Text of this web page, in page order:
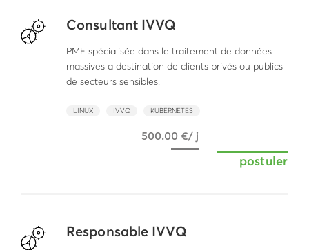
Consultant IVVQ
PME spécialisée dans le traitement de données
massives a destination de clients privés ou publics
de secteurs sensibles.
LINUX IVVQ KUBERNETES
500.00 €/ j
postuler
Responsable IVVQ